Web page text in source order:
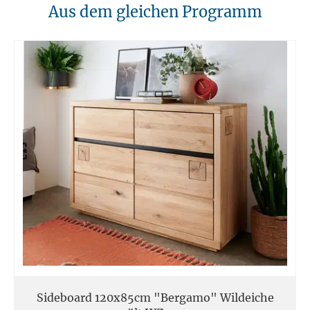
10. Brandschutz
für Kerzen oder anderen heißen Gegenständen.
11. Entsorgung
Am Ende der Nutzungsdauer sollten Möbel fachgerecht entsorgt
werden. Massivholz kann über den Sperrmüll oder an speziellen
Sammelstellen abgegeben werden. Die örtlichen
Entsorgungsvorschriften sind zu beachten.
12. Einsatzort
Unsere Massivmöbel sind so konzipiert das Sie für den privaten
Gebrauch in Haushalten geeignet sind. Diese Möbel sind nicht für
kommerziellen Gebrauch geeignet.
Unsere Massivholzmöbel sind nicht für den Außenbereich geeignet.
Aus dem gleichen Programm
Sideboard 120x85cm "Bergamo" Wildeiche